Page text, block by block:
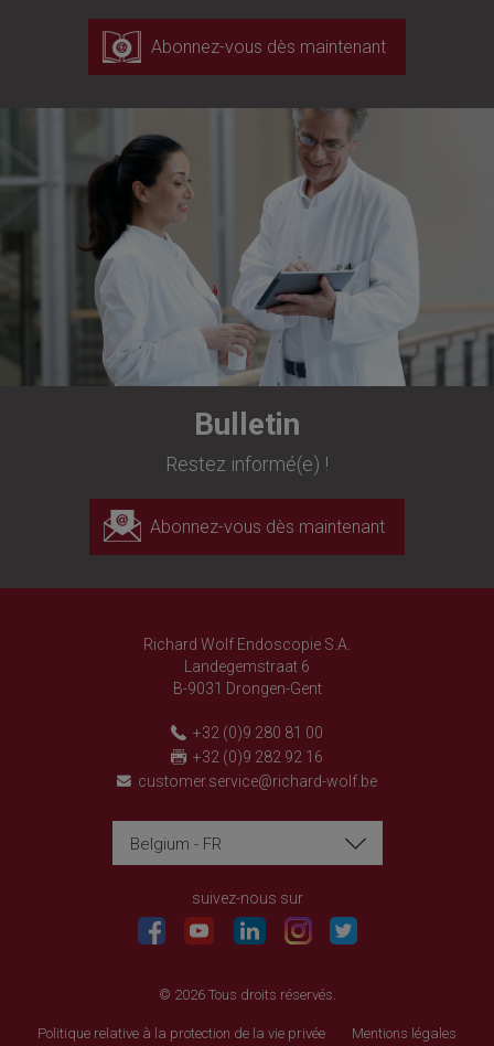
Abonnez-vous dès maintenant
Bulletin
Restez informé(e) !
Abonnez-vous dès maintenant
Richard Wolf Endoscopie S.A.
Landegemstraat 6
B-9031 Drongen-Gent
+32 (0)9 280 81 00
+32 (0)9 282 92 16
customer.service@richard-wolf.be
Belgium - FR
suivez-nous sur
© 2026 Tous droits réservés.
Politique relative à la protection de la vie privée Mentions légales